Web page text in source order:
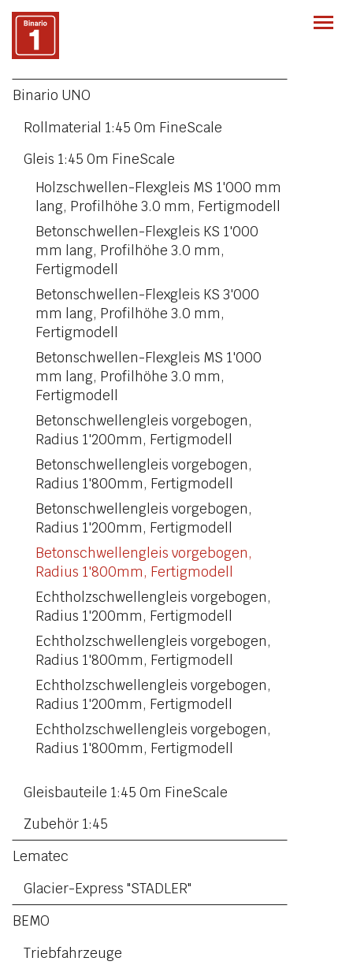
Binario UNO
Rollmaterial 1:45 0m FineScale
Gleis 1:45 0m FineScale
Holzschwellen-Flexgleis MS 1'000 mm
lang, Profilhöhe 3.0 mm, Fertigmodell
Betonschwellen-Flexgleis KS 1'000
mm lang, Profilhöhe 3.0 mm,
Fertigmodell
Betonschwellen-Flexgleis KS 3'000
mm lang, Profilhöhe 3.0 mm,
Fertigmodell
Betonschwellen-Flexgleis MS 1'000
mm lang, Profilhöhe 3.0 mm,
Fertigmodell
Betonschwellengleis vorgebogen,
Radius 1'200mm, Fertigmodell
Betonschwellengleis vorgebogen,
Radius 1'800mm, Fertigmodell
Betonschwellengleis vorgebogen,
Radius 1'200mm, Fertigmodell
Betonschwellengleis vorgebogen,
Radius 1'800mm, Fertigmodell
Echtholzschwellengleis vorgebogen,
Radius 1'200mm, Fertigmodell
Echtholzschwellengleis vorgebogen,
Radius 1'800mm, Fertigmodell
Echtholzschwellengleis vorgebogen,
Radius 1'200mm, Fertigmodell
Echtholzschwellengleis vorgebogen,
Radius 1'800mm, Fertigmodell
Gleisbauteile 1:45 0m FineScale
Zubehör 1:45
Lematec
Glacier-Express "STADLER"
BEMO
Triebfahrzeuge